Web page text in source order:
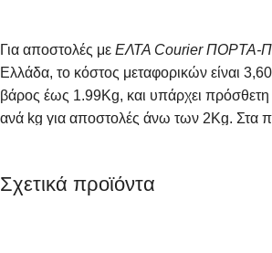
Για αποστολές με ΕΛΤΑ Courier ΠΟΡΤΑ-
Ελλάδα, το κόστος μεταφορικών είναι
βάρος έως 1.99Kg, και υπάρχει
ανά kg για αποστολές άνω των 2Κg. Στα
παραλήπτη χρεώνεστε από την εταιρία
Σχετικά προϊόντα